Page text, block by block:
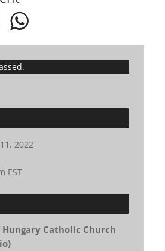
2022
EST
Catholic Church